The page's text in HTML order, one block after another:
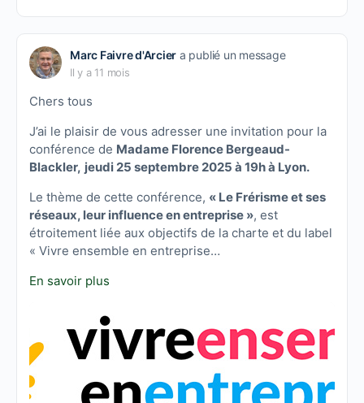
Marc Faivre d'Arcier a publié un message
Il y a 11 mois
Chers tous
J’ai le plaisir de vous adresser une invitation pour la
conférence de Madame Florence Bergeaud-
Blackler, jeudi 25 septembre 2025 à 19h à Lyon.
Le thème de cette conférence, « Le Frérisme et ses
réseaux, leur influence en entreprise », est
étroitement liée aux objectifs de la charte et du label
« Vivre ensemble en entreprise…
En savoir plus